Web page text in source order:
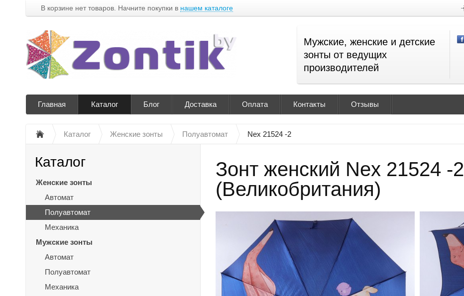
В корзине нет товаров. Начните покупки в нашем каталоге
Мужские, женские и детские
зонты от ведущих
производителей
Главная Каталог Блог Доставка Оплата Контакты Отзывы
Каталог Женские зонты Полуавтомат Nex 21524 -2
Зонт женский Nex 21524 -2
(Великобритания)
Каталог
Женские зонты
Автомат
Полуавтомат
Механика
Мужские зонты
Автомат
Полуавтомат
Механика